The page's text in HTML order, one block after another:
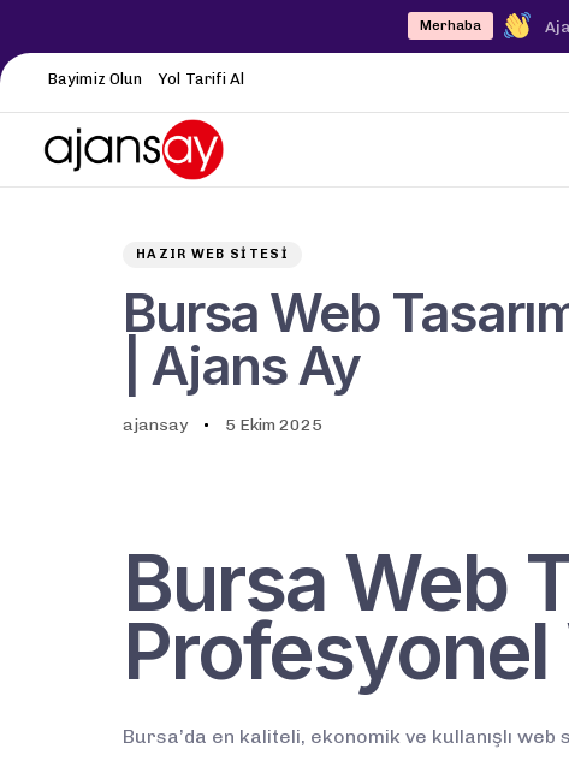
Merhaba
Bayimiz Olun Yol Tarifi Al
HAZIR WEB SITESI
Bursa Web
| Ajans Ay
ajansay 5 Ekim 2025
Bursa Web
Profesyonel
Bursa’da en kaliteli, ekonomik ve kullanışlı